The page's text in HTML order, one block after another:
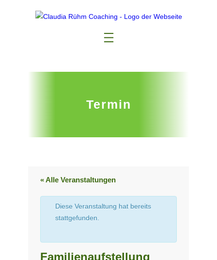
Termin
« Alle Veranstaltungen
Diese Veranstaltung hat bereits
stattgefunden.
Familienaufstellung